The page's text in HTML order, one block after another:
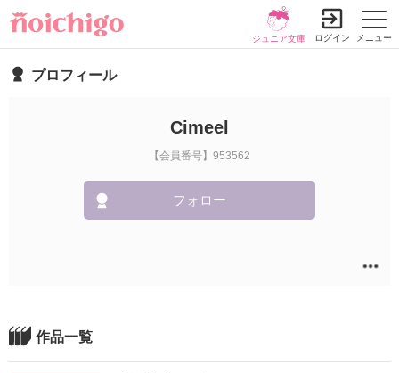
メニュー
ジュニア文庫 ログイン
プロフィール
Cimeel
【会員番号】953562
フォロー
作品一覧